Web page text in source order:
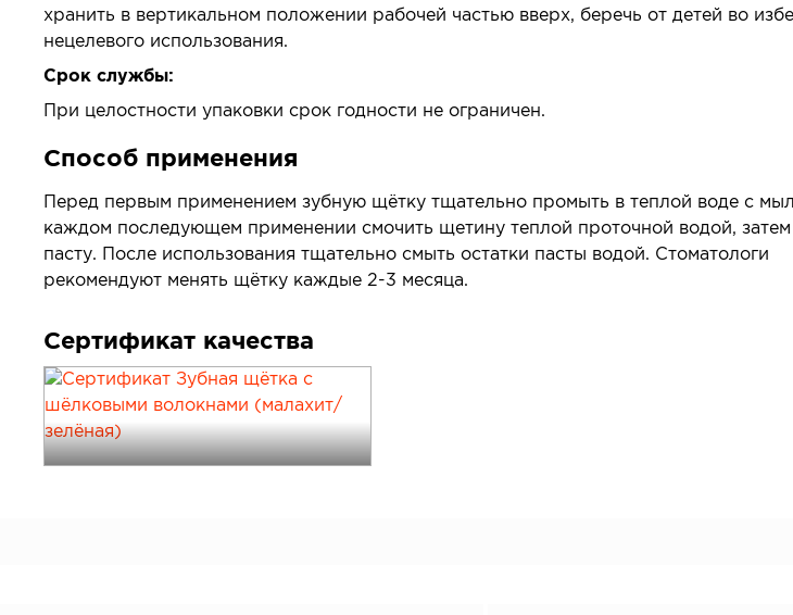
хранить в вертикальном положении рабочей частью вверх, беречь от детей во
нецелевого использования.
Срок службы:
При целостности упаковки срок годности не ограничен.
Способ применения
Перед первым применением зубную щётку тщательно промыть в теплой воде с
каждом последующем применении смочить щетину теплой проточной водой, затем
пасту. После использования тщательно смыть остатки пасты водой. Стоматологи
рекомендуют менять щётку каждые 2-3 месяца.
Сертификат качества